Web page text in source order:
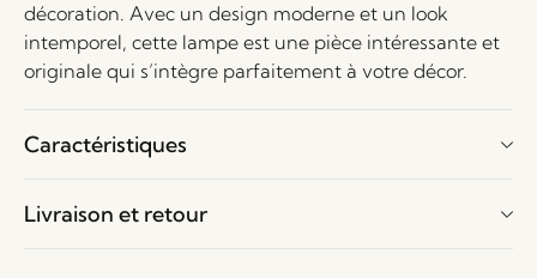
décoration. Avec un design moderne et un look
intemporel, cette lampe est une pièce intéressante et
originale qui s’intègre parfaitement à votre décor.
Caractéristiques
Livraison et retour